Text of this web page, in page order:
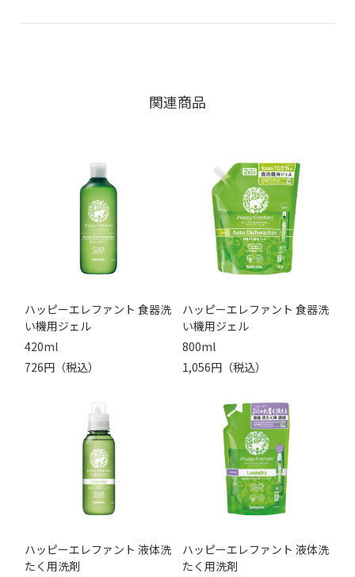
関連商品
ハッピーエレファント 食器洗
い機用ジェル
420ml
726円（税込）
ハッピーエレファント 食器洗
い機用ジェル
800ml
1,056円（税込）
ハッピーエレファント 液体洗
たく用洗剤
ハッピーエレファント 液体洗
たく用洗剤